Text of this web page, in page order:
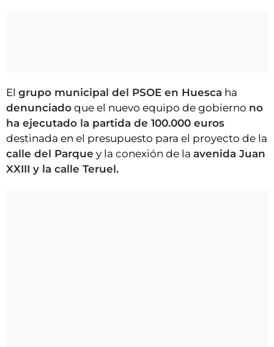
INICIAR SESIÓN
El grupo municipal del PSOE en Huesca ha
denunciado que el nuevo equipo de gobierno no
ha ejecutado la partida de 100.000 euros
destinada en el presupuesto para el proyecto de la
calle del Parque y la conexión de la avenida Juan
XXIII y la calle Teruel.